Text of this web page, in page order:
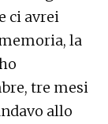
ci avrei
la
tre mesi
allo